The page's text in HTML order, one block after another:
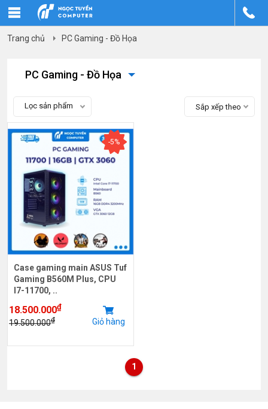
Trang chủ PC Gaming - Đồ Họa
PC Gaming - Đồ Họa
Lọc sản phẩm Sắp xếp theo
-5%
Case gaming main ASUS Tuf
Gaming B560M Plus, CPU
I7-11700, ..
18.500.000₫
19.500.000₫ Giỏ hàng
1